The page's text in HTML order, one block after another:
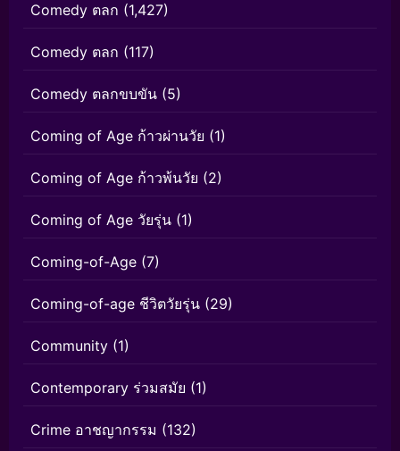
Comedy ตลก (1,427)
Comedy ตลก (117)
Comedy ตลกขบขัน (5)
Coming of Age ก้าวผ่านวัย (1)
Coming of Age ก้าวพ้นวัย (2)
Coming of Age วัยรุ่น (1)
Coming-of-Age (7)
Coming-of-age ชีวิตวัยรุ่น (29)
Community (1)
Contemporary ร่วมสมัย (1)
Crime อาชญากรรม (132)